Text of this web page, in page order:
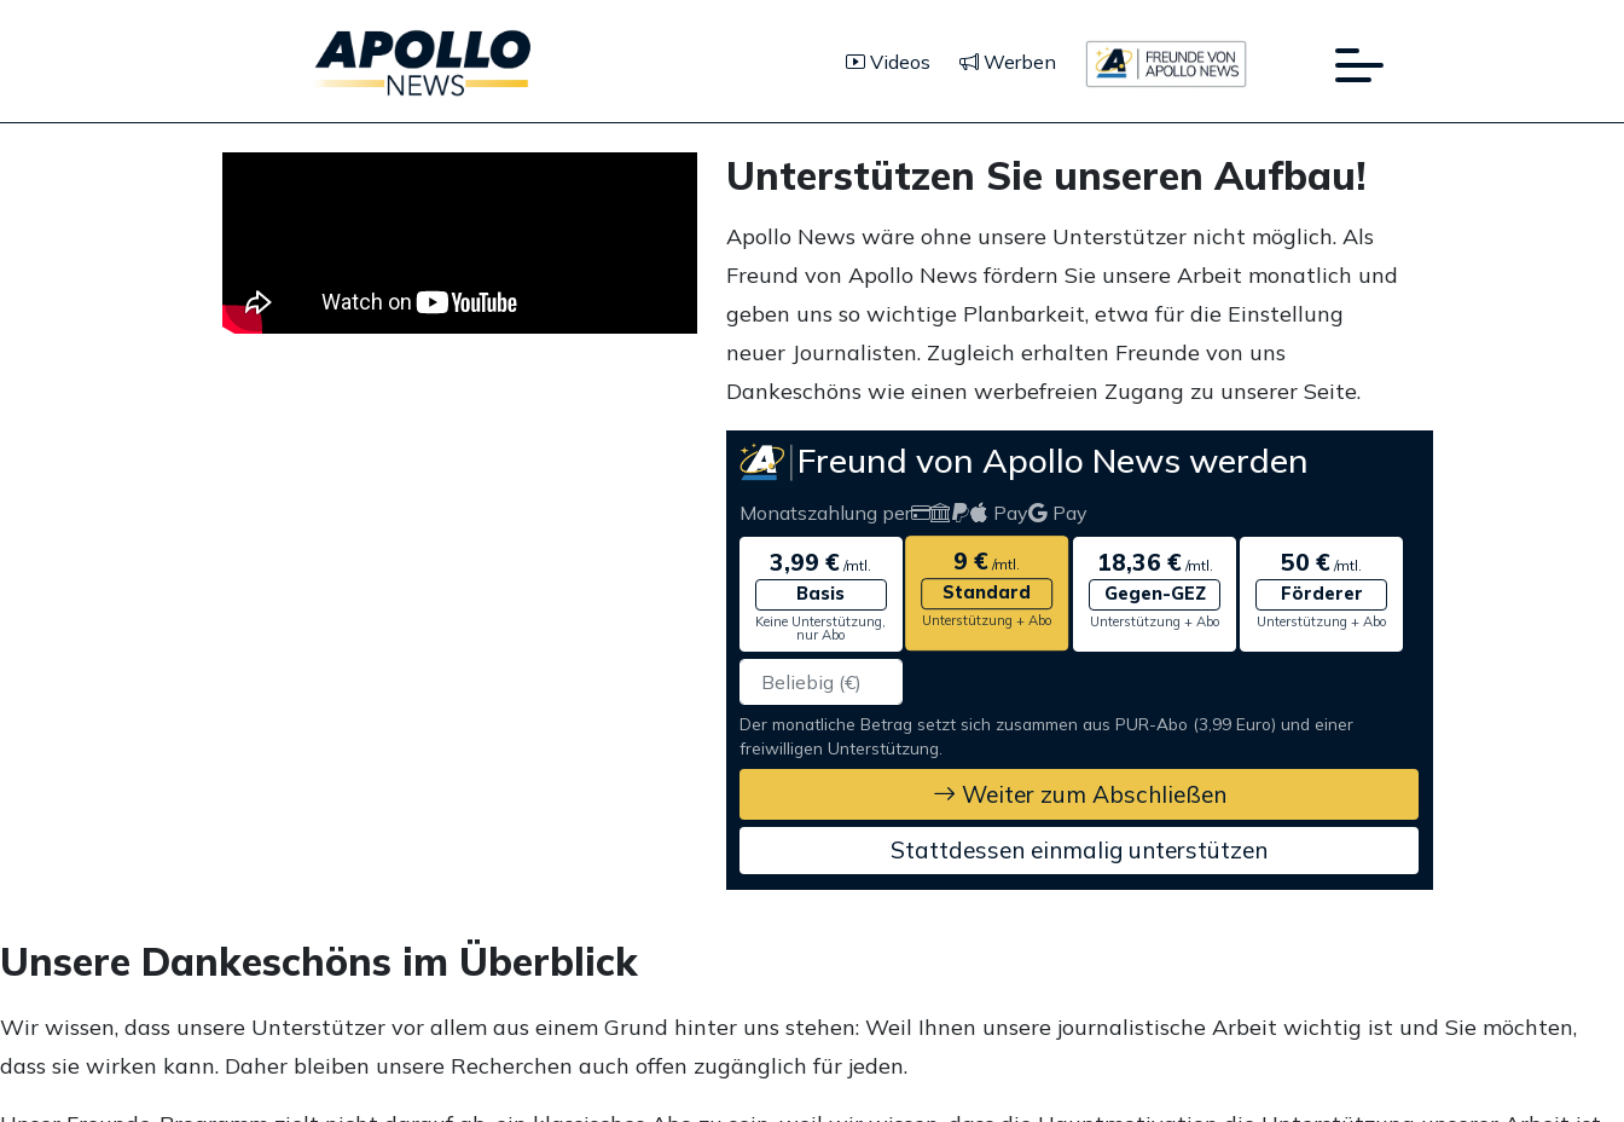
Videos Werben
Unterstützen Sie unseren Aufbau!
Apollo News wäre ohne unsere Unterstützer nicht möglich. Als
Freund von Apollo News fördern Sie unsere Arbeit monatlich und
geben uns so wichtige Planbarkeit, etwa für die Einstellung
neuer Journalisten. Zugleich erhalten Freunde von uns
Dankeschöns wie einen werbefreien Zugang zu unserer Seite.
Freund von Apollo News werden
Monatszahlung per Pay Pay
3,99 € /mtl.
Basis
Keine Unterstützung,
nur Abo
9 € /mtl.
Standard
Unterstützung + Abo
18,36 €/mtl.
Gegen-GEZ
Unterstützung + Abo
50 € /mtl.
Förderer
Unterstützung + Abo
Der monatliche Betrag setzt sich zusammen aus PUR-Abo (3,99 Euro) und einer
freiwilligen Unterstützung.
Weiter zum Abschließen
Stattdessen einmalig unterstützen
Unsere Dankeschöns im Überblick
Wir wissen, dass unsere Unterstützer vor allem aus einem Grund hinter uns stehen: Weil Ihnen unsere journalistische Arbeit wichtig ist und Sie möchten,
dass sie wirken kann. Daher bleiben unsere Recherchen auch offen zugänglich für jeden.